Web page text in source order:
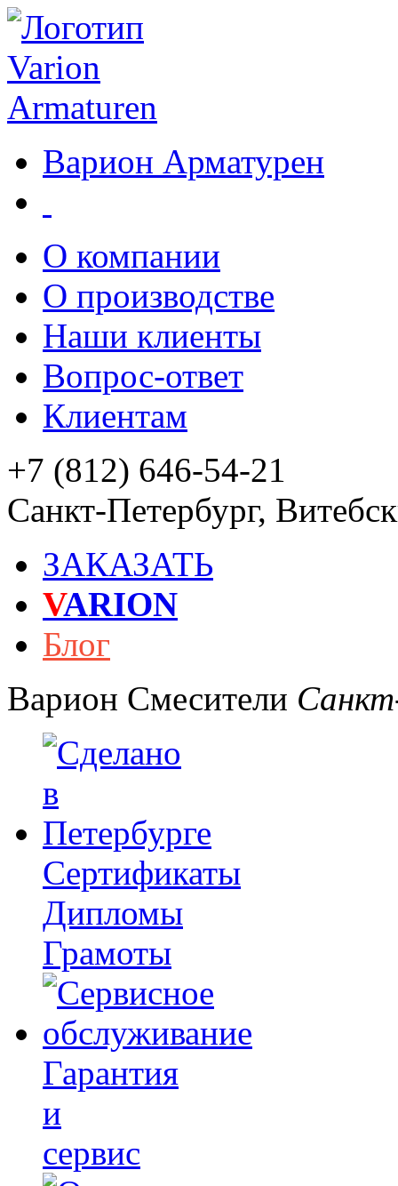
Варион Арматурен
О компании
О производстве
Наши клиенты
Вопрос-ответ
Клиентам
+7 (812) 646-54-21
Санкт-Петербург,
ЗАКАЗАТЬ
VARION
Блог
Варион Смесители
Сертификаты
Дипломы
Грамоты
Гарантия
и
сервис